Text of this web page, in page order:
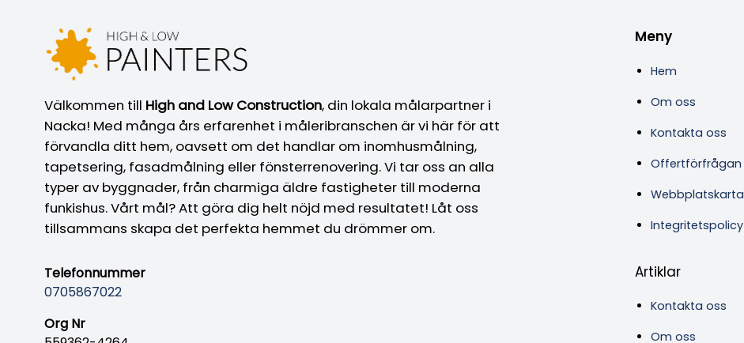
Välkommen till High and Low Construction, din lokala målarpartner i
Nacka! Med många års erfarenhet i måleribranschen är vi här för att
förvandla ditt hem, oavsett om det handlar om inomhusmålning,
tapetsering, fasadmålning eller fönsterrenovering. Vi tar oss an alla
typer av byggnader, från charmiga äldre fastigheter till moderna
funkishus. Vårt mål? Att göra dig helt nöjd med resultatet! Låt oss
tillsammans skapa det perfekta hemmet du drömmer om.
Telefonnummer
0705867022
Org Nr
Meny
Hem
Om oss
Kontakta oss
Offertförfrågan
Webbplatskarta
Integritetspolicy
Artiklar
Kontakta oss
Om oss